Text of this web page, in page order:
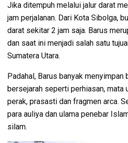
Jika ditempuh melalui jalur darat
jam perjalanan. Dari Kota Sibolga,
darat sekitar 2 jam saja. Barus
dan saat ini menjadi salah satu
Sumatera Utara.
Padahal, Barus banyak menyimpan
bersejarah seperti perhiasan, mata
perak, prasasti dan fragmen arca.
para auliya dan ulama penebar
silam.